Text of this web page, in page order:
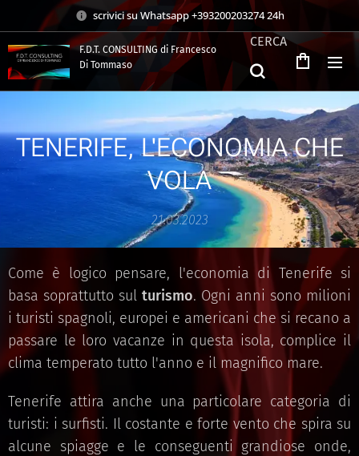
scrivici su Whatsapp +393200203274 24h
F.D.T. CONSULTING di Francesco
Di Tommaso
CERCA
TENERIFE, L'ECONOMIA CHE
VOLA
21.03.2023
Come è logico pensare, l'economia di Tenerife si
basa soprattutto sul turismo. Ogni anni sono milioni
i turisti spagnoli, europei e americani che si recano a
passare le loro vacanze in questa isola, complice il
clima temperato tutto l'anno e il magnifico mare.
Tenerife attira anche una particolare categoria di
turisti: i surfisti. Il costante e forte vento che spira su
alcune spiagge e le conseguenti grandiose onde,